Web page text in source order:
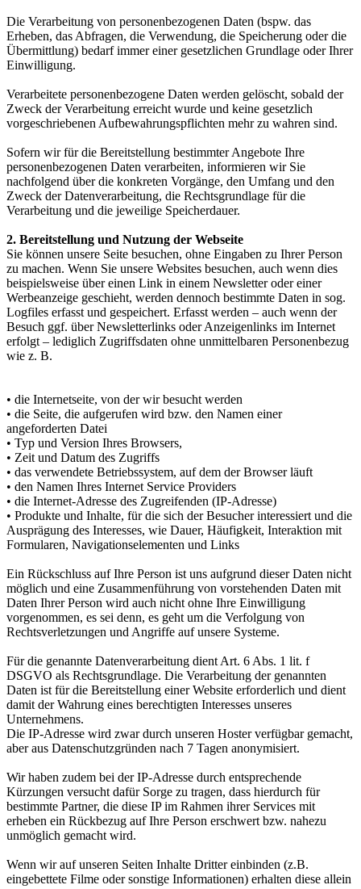
Die Verarbeitung von personenbezogenen Daten (bspw. das
Erheben, das Abfragen, die Verwendung, die Speicherung oder die
Übermittlung) bedarf immer einer gesetzlichen Grundlage oder Ihrer
Einwilligung.
Verarbeitete personenbezogene Daten werden gelöscht, sobald der
Zweck der Verarbeitung erreicht wurde und keine gesetzlich
vorgeschriebenen Aufbewahrungspflichten mehr zu wahren sind.
Sofern wir für die Bereitstellung bestimmter Angebote Ihre
personenbezogenen Daten verarbeiten, informieren wir Sie
nachfolgend über die konkreten Vorgänge, den Umfang und den
Zweck der Datenverarbeitung, die Rechtsgrundlage für die
Verarbeitung und die jeweilige Speicherdauer.
2. Bereitstellung und Nutzung der Webseite
Sie können unsere Seite besuchen, ohne Eingaben zu Ihrer Person
zu machen. Wenn Sie unsere Websites besuchen, auch wenn dies
beispielsweise über einen Link in einem Newsletter oder einer
Werbeanzeige geschieht, werden dennoch bestimmte Daten in sog.
Logfiles erfasst und gespeichert. Erfasst werden – auch wenn der
Besuch ggf. über Newsletterlinks oder Anzeigenlinks im Internet
erfolgt – lediglich Zugriffsdaten ohne unmittelbaren Personenbezug
wie z. B.
• die Internetseite, von der wir besucht werden
• die Seite, die aufgerufen wird bzw. den Namen einer
angeforderten Datei
• Typ und Version Ihres Browsers,
• Zeit und Datum des Zugriffs
• das verwendete Betriebssystem, auf dem der Browser läuft
• den Namen Ihres Internet Service Providers
• die Internet-Adresse des Zugreifenden (IP-Adresse)
• Produkte und Inhalte, für die sich der Besucher interessiert und die
Ausprägung des Interesses, wie Dauer, Häufigkeit, Interaktion mit
Formularen, Navigationselementen und Links
Ein Rückschluss auf Ihre Person ist uns aufgrund dieser Daten nicht
möglich und eine Zusammenführung von vorstehenden Daten mit
Daten Ihrer Person wird auch nicht ohne Ihre Einwilligung
vorgenommen, es sei denn, es geht um die Verfolgung von
Rechtsverletzungen und Angriffe auf unsere Systeme.
Für die genannte Datenverarbeitung dient Art. 6 Abs. 1 lit. f
DSGVO als Rechtsgrundlage. Die Verarbeitung der genannten
Daten ist für die Bereitstellung einer Website erforderlich und dient
damit der Wahrung eines berechtigten Interesses unseres
Unternehmens.
Die IP-Adresse wird zwar durch unseren Hoster verfügbar gemacht,
aber aus Datenschutzgründen nach 7 Tagen anonymisiert.
Wir haben zudem bei der IP-Adresse durch entsprechende
Kürzungen versucht dafür Sorge zu tragen, dass hierdurch für
bestimmte Partner, die diese IP im Rahmen ihrer Services mit
erheben ein Rückbezug auf Ihre Person erschwert bzw. nahezu
unmöglich gemacht wird.
Wenn wir auf unseren Seiten Inhalte Dritter einbinden (z.B.
eingebettete Filme oder sonstige Informationen) erhalten diese allein